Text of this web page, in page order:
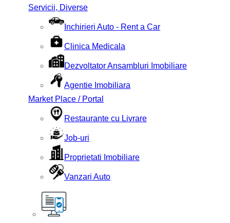
Servicii, Diverse
Inchirieri Auto - Rent a Car
Clinica Medicala
Dezvoltator Ansambluri Imobiliare
Agentie Imobiliara
Market Place / Portal
Restaurante cu Livrare
Job-uri
Proprietati Imobiliare
Vanzari Auto